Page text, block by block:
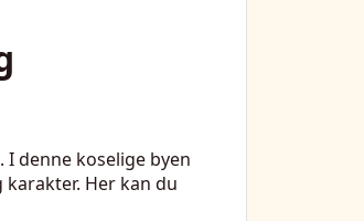
denne koselige byen
Her kan du